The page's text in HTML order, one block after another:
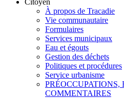
À propos de Tracadie
Vie communautaire
Formulaires
Services municipaux
Eau et égouts
Gestion des déchets
Politiques et procédures
Service urbanisme
PRÉOCCUPATIONS,
COMMENTAIRES